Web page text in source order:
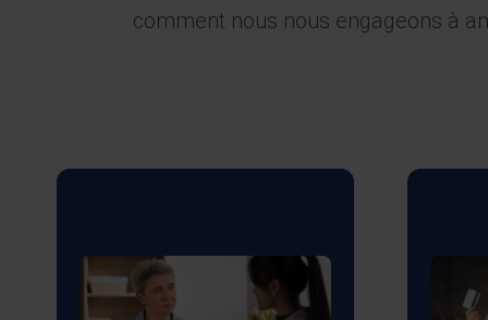
comment nous nous engageons à
confidentialité absolue et
promouvons le libre choix